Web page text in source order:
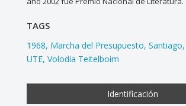
TAGS
1968 Marcha del Presupuesto Santiago
UTE Volodia Teitelboim
Identificación